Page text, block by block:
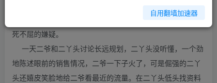
二爷的性格很霸道，有独裁的嫌疑。二丫头很倔强，有宁
死不屈的嫌疑。
一天二爷和二丫头讨论长远规划，二丫头没听懂，一个劲
地陈述眼前的销售情况，二爷一下子火了，可是倔强的二丫
头还嬉皮笑脸地给二爷看最近的流量。在二丫头低头找资料
自用翻墙加速器